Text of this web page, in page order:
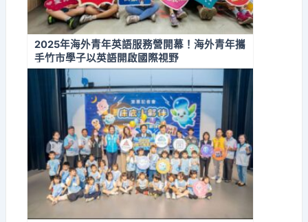
2025年海外青年英語服務營開幕！海外青年攜
手竹市學子以英語開啟國際視野